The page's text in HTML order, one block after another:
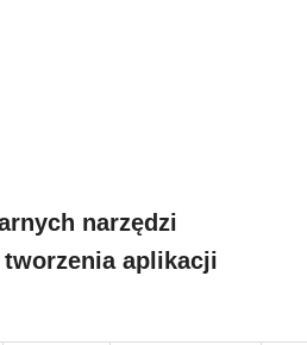
narzędzi
aplikacji